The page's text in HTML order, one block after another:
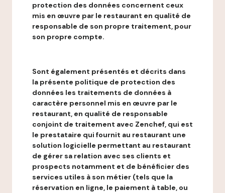
protection des données concernent ceux
mis en œuvre par le restaurant en qualité de
responsable de son propre traitement, pour
son propre compte.
Sont également présentés et décrits dans
la présente politique de protection des
données les traitements de données à
caractère personnel mis en œuvre par le
restaurant, en qualité de responsable
conjoint de traitement avec Zenchef, qui est
le prestataire qui fournit au restaurant une
solution logicielle permettant au restaurant
de gérer sa relation avec ses clients et
prospects notamment et de bénéficier des
services utiles à son métier (tels que la
réservation en ligne, le paiement à table, ou